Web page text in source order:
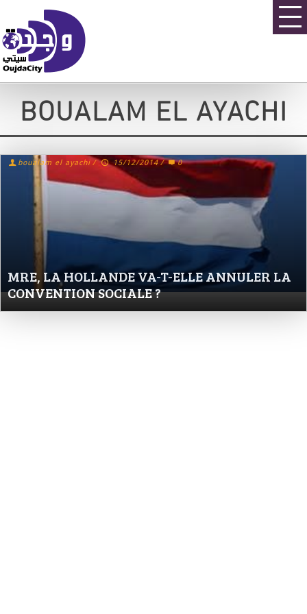
BOUALAM EL AYACHI
MRE, LA HOLLANDE VA-T-ELLE ANNULER LA
CONVENTION SOCIALE ?
boualam el ayachi / 15/12/2014 / 0